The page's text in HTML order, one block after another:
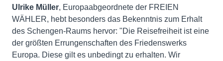
Ulrike Müller, Europaabgeordnete der FREIEN
WÄHLER, hebt besonders das Bekenntnis zum Erhalt
des Schengen-Raums hervor: "Die Reisefreiheit ist eine
der größten Errungenschaften des Friedenswerks
Europa. Diese gilt es unbedingt zu erhalten. Wir